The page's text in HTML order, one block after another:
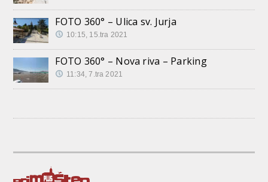
FOTO 360° – Ulica sv. Jurja
10:15, 15.tra 2021
FOTO 360° – Nova riva – Parking
11:34, 7.tra 2021